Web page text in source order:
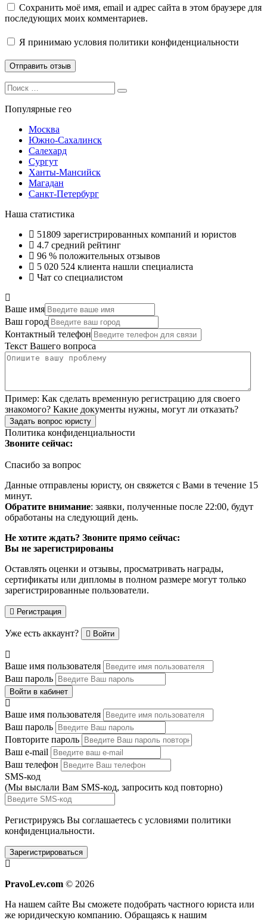
Сохранить моё имя, email и адрес сайта в этом браузере для
последующих моих комментариев.
Я принимаю условия политики конфиденциальности
Search
for:
Search
Популярные гео
Москва
Южно-Сахалинск
Салехард
Сургут
Ханты-Мансийск
Магадан
Санкт-Петербург
Наша статистика
51809 зарегистрированных компаний и юристов
4.7 средний рейтинг
96 % положительных отзывов
5 020 524 клиента нашли специалиста
Чат со специалистом
Ваше имя
Ваш город
Контактный телефон
Текст Вашего вопроса
Пример: Как сделать временную регистрацию для своего
знакомого? Какие документы нужны, могут ли отказать?
Задать вопрос юристу
Политика конфиденциальности
Звоните сейчас:
Спасибо за вопрос
Данные отправлены юристу, он свяжется с Вами в течение 15
минут.
Обратите внимание: заявки, полученные после 22:00, будут
обработаны на следующий день.
Не хотите ждать? Звоните прямо сейчас:
Вы не зарегистрированы
Оставлять оценки и отзывы, просматривать награды,
сертификаты или дипломы в полном размере могут только
зарегистрированные пользователи.
Регистрация
Уже есть аккаунт? Войти
Ваше имя пользователя
Ваш пароль
Войти в кабинет
Ваше имя пользователя
Ваш пароль
Повторите пароль
Ваш e-mail
Ваш телефон
SMS-код
(Мы выслали Вам SMS-код, запросить код повторно)
Регистрируясь Вы соглашаетесь с условиями политики
конфиденциальности.
Зарегистрироваться
PravoLev.com © 2026
На нашем сайте Вы сможете подобрать частного юриста или
же юридическую компанию. Обращаясь к нашим